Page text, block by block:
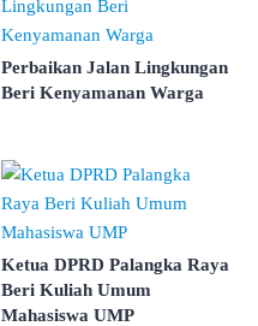
Perbaikan Jalan Lingkungan
Beri Kenyamanan Warga
Ketua DPRD Palangka Raya
Beri Kuliah Umum
Mahasiswa UMP